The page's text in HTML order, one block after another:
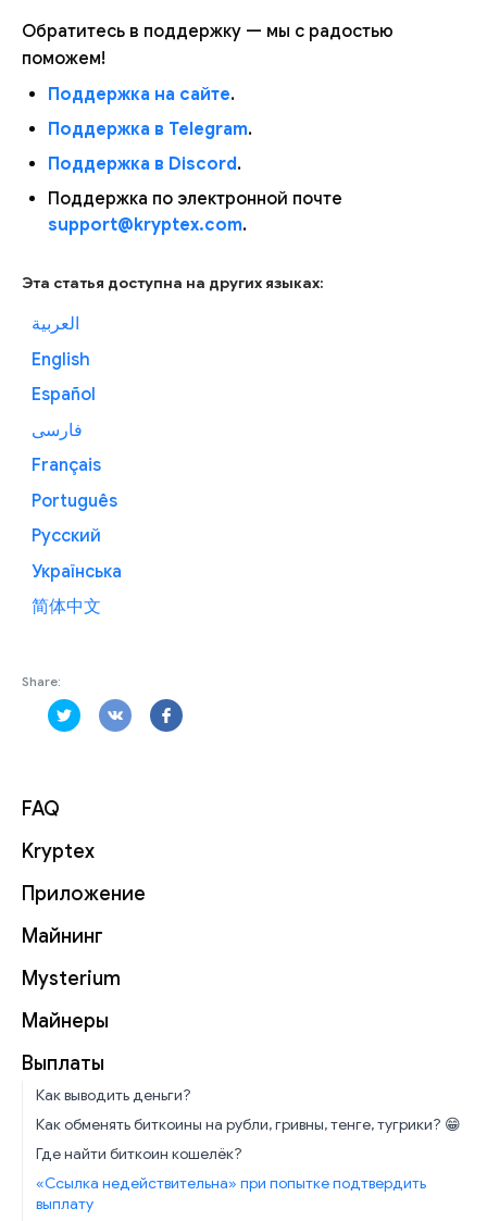
FAQ
Kryptex
Приложение
Майнинг
Mysterium
Майнеры
Выплаты
Как выводить деньги?
Как обменять биткоины на рубли, гривны, тенге, тугрики? 😁
Где найти биткоин кошелёк?
«Ссылка недействительна» при попытке подтвердить
выплату
Обратитесь в поддержку — мы с радостью
поможем!
Поддержка на сайте.
Поддержка в Telegram.
Поддержка в Discord.
Поддержка по электронной почте
support@kryptex.com.
Эта статья доступна на других языках:
العربية
English
Español
فارسی
Français
Português
Русский
Українська
简体中文
Share: